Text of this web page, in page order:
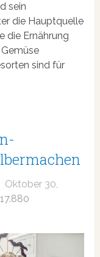
sein
die Hauptquelle
die Ernährung
sind für
Oktober 30,
17.880